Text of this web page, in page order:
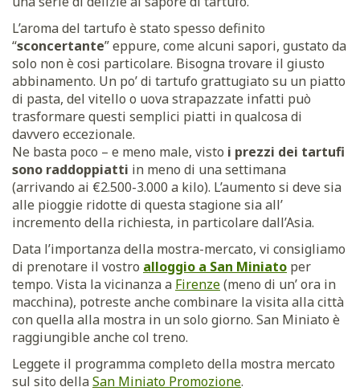
L’aroma del tartufo è stato spesso definito
“sconcertante” eppure, come alcuni sapori, gustato da
solo non è cosi particolare. Bisogna trovare il giusto
abbinamento. Un po’ di tartufo grattugiato su un piatto
di pasta, del vitello o uova strapazzate infatti può
trasformare questi semplici piatti in qualcosa di
davvero eccezionale.
Ne basta poco – e meno male, visto i prezzi dei tartufi
sono raddoppiatti in meno di una settimana
(arrivando ai €2.500-3.000 a kilo). L’aumento si deve sia
alle pioggie ridotte di questa stagione sia all’
incremento della richiesta, in particolare dall’Asia.
Data l’importanza della mostra-mercato, vi consigliamo
di prenotare il vostro alloggio a San Miniato per
tempo. Vista la vicinanza a Firenze(meno di un’ ora in
macchina), potreste anche combinare la visita alla città
con quella alla mostra in un solo giorno. San Miniato è
raggiungible anche col treno.
Leggete il programma completo della mostra mercato
sul sito dellaSan Miniato Promozione.